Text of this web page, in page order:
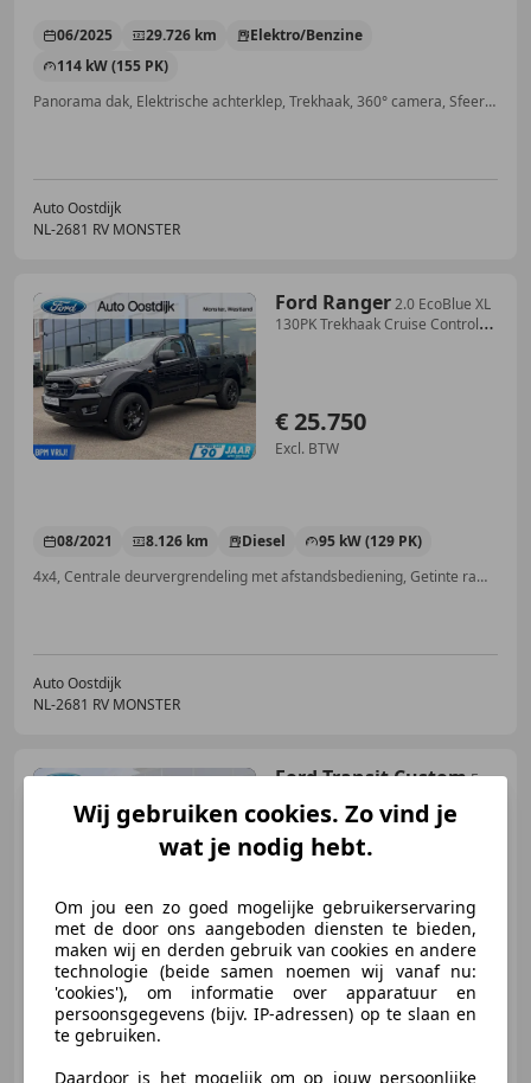
06/2025 29.726 km
Elektro/Benzine
114 kW (155 PK)
Panorama dak, Elektrische achterklep, Trekhaak, 360° camera, Sfeerverlichting, Alarm, Stuurwielverwarming, Open dak
Auto Oostdijk
NL-2681 RV MONSTER
Ford Ranger2.0 EcoBlue XL
130PK Trekhaak Cruise Control
€ 25.750
Excl. BTW
08/2021 8.126 km Diesel
95 kW (129 PK)
4x4, Centrale deurvergrendeling met afstandsbediening, Getinte ramen, Cruise control, Voorruitverwarming, Garantie, Trekhaak, Airbag bestuurder
Auto Oostdijk
NL-2681 RV MONSTER
Ford Transit CustomE-
218PK 2x Schuifdeu
€ 43.901
Excl. BTW
04/2026 10 km Elektrisch
160 kW (218 PK)
Wij gebruiken cookies. Zo vind je
wat je nodig hebt.
Om jou een zo goed mogelijke gebruikerservaring
met de door ons aangeboden diensten te bieden,
maken wij en derden gebruik van cookies en andere
technologie (beide samen noemen wij vanaf nu:
'cookies'), om informatie over apparatuur en
persoonsgegevens (bijv. IP-adressen) op te slaan en
te gebruiken.
Daardoor is het mogelijk om op jouw persoonlijke